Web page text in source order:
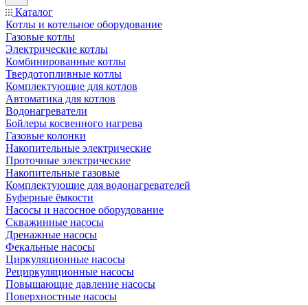
Каталог
Котлы и котельное оборудование
Газовые котлы
Электрические котлы
Комбинированные котлы
Твердотопливные котлы
Комплектующие для котлов
Автоматика для котлов
Водонагреватели
Бойлеры косвенного нагрева
Газовые колонки
Накопительные электрические
Проточные электрические
Накопительные газовые
Комплектующие для водонагревателей
Буферные ёмкости
Насосы и насосное оборудование
Скважинные насосы
Дренажные насосы
Фекальные насосы
Циркуляционные насосы
Рециркуляционные насосы
Повышающие давление насосы
Поверхностные насосы